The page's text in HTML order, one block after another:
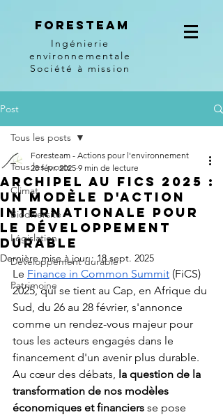
Foresteam
Ingénierie
environnementale
Société à mission
Post
Tous les posts
Climat
Biodiversité
Législation
Développement durable
Patrimoine
Tous les posts
ARCHIPEL au FiCS 2025 :
Un modèle d'action
internationale pour
le développement
durable
Foresteam - Actions pour l'environnement
28 févr. 2025 9 min de lecture
Dernière mise à jour :18 sept. 2025
Le Finance in Common Summit (FiCS)
2025, qui se tient au Cap, en Afrique du
Sud, du 26 au 28 février, s'annonce
comme un rendez-vous majeur pour
tous les acteurs engagés dans le
financement d'un avenir plus durable.
Au cœur des débats, la question de la
transformation de nos modèles
économiques et financiers se pose